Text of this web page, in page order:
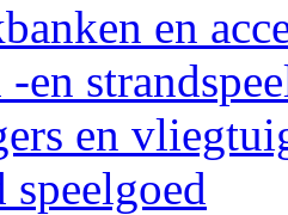
en
-en
en